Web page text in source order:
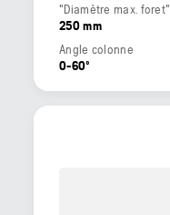
"Diamètre max. foret"
250 mm
Angle colonne
0-60º